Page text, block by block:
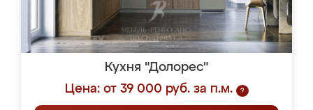
Кухня "Долорес"
Цена: от 39 000 руб. за п.м.
?